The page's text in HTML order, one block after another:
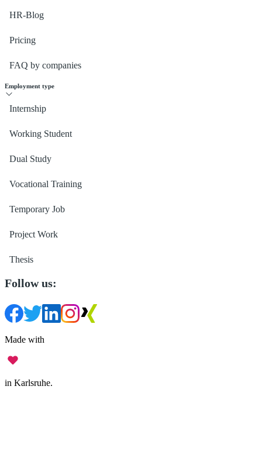
HR-Blog
Pricing
FAQ by companies
Employment type
Internship
Working Student
Dual Study
Vocational Training
Temporary Job
Project Work
Thesis
Follow us:
Made with
in Karlsruhe.